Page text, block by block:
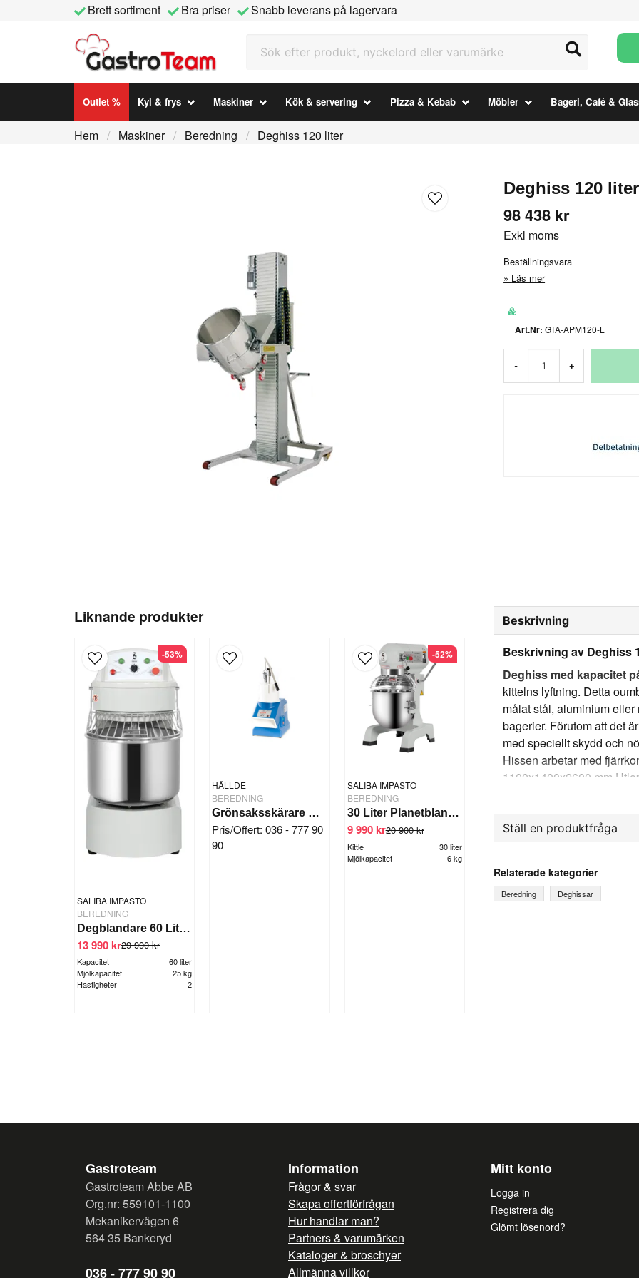
Brett sortiment Bra priser
Snabb leverans på lagervara
Outlet % Kyl & frys Maskiner Kök & servering Pizza & Kebab Möbler Bageri, Café &
Hem Maskiner Beredning Deghiss 120 liter
Deghiss 120 liter
98 438 kr
Exkl moms
Beställningsvara
Läs mer
GTA-APM120-L
- +
Liknande produkter
SALIBA IMPASTO
BEREDNING
Degblandare 60 Liter 2 vxl/timer
Kapacitet
60 liter
Mjölkapacitet
25 kg
Hastigheter
2
29 990 kr
13 990 kr
-53%
HÄLLDE
BEREDNING
Grönsaksskärare Hällde RG-7
Pris/Offert: 036 - 777 90
90
SALIBA IMPASTO
BEREDNING
30 Liter Planetblandare
Kittle
30 liter
Mjölkapacitet
6 kg
20 900 kr
9 990 kr
-52%
Beskrivning
Beskrivning av Deghiss
Deghiss med kapacitet
kittelns lyftning. Detta
målat stål, aluminium
bagerier. Förutom att det
med speciellt skydd och
Hissen arbetar med
1100x1400x2600 mm
Ställ en produktfråga
Fråga oss något om
Relaterade kategorier
Beredning Deghissar
Gastroteam
Gastroteam Abbe AB
Org.nr: 559101-1100
Mekanikervägen 6
564 35 Bankeryd
036 - 777 90 90
Information
Frågor & svar
Skapa offertförfrågan
Hur handlar man?
Partners & varumärken
Kataloger & broschyer
Allmänna villkor
Mitt konto
Logga in
Registrera dig
Glömt lösenord?